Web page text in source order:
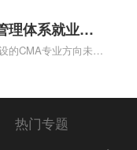
认证知识，详情可
理体系就业方
认证就业方向
的CMA专业方向未来
何、cma就业方向有
大学生考完cma，就
系认证知识，详情
热门专题